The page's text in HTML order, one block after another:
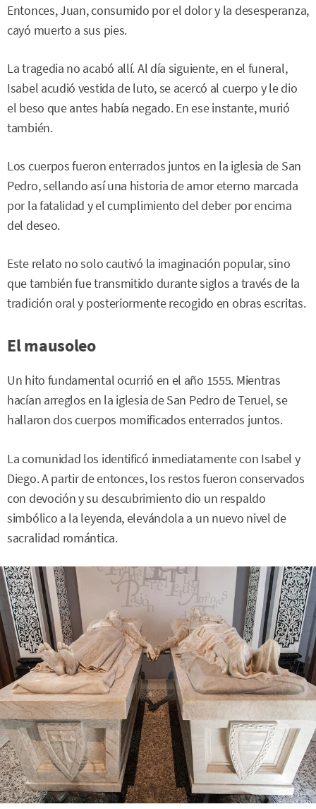
Entonces, Juan, consumido por el dolor y la desesperanza,
cayó muerto a sus pies.
La tragedia no acabó allí. Al día siguiente, en el funeral,
Isabel acudió vestida de luto, se acercó al cuerpo y le dio
el beso que antes había negado. En ese instante, murió
también.
Los cuerpos fueron enterrados juntos en la iglesia de San
Pedro, sellando así una historia de amor eterno marcada
por la fatalidad y el cumplimiento del deber por encima
del deseo.
Este relato no solo cautivó la imaginación popular, sino
que también fue transmitido durante siglos a través de la
tradición oral y posteriormente recogido en obras escritas.
El mausoleo
Un hito fundamental ocurrió en el año 1555. Mientras
hacían arreglos en la iglesia de San Pedro de Teruel, se
hallaron dos cuerpos momificados enterrados juntos.
La comunidad los identificó inmediatamente con Isabel y
Diego. A partir de entonces, los restos fueron conservados
con devoción y su descubrimiento dio un respaldo
simbólico a la leyenda, elevándola a un nuevo nivel de
sacralidad romántica.